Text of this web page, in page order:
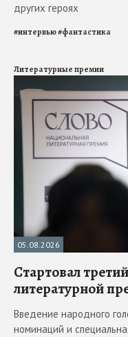
других героях
#интервью#фантастика
Литературные премии
05.08.2026
Стартовал
литературной
Введение народного
номинаций и